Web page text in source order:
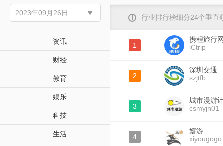
资讯
财经
教育
娱乐
科技
生活
行业排行榜细分24个垂直
1
携程旅行
iCtrip
2
深圳交通
szjtfb
3
城市漫游
csmyjh01
4
嬉游
xiyougogo